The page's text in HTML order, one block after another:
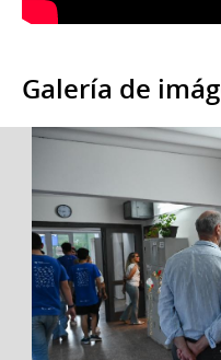
Galería de